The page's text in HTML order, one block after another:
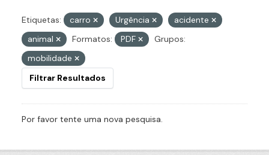
Etiquetas: carro Urgência
acidente
animal
Formatos: PDF
Grupos:
mobilidade
Filtrar Resultados
Por favor tente uma nova pesquisa.